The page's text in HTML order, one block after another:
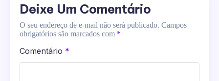
Deixe Um Comentário
O seu endereço de e-mail não será publicado. Campos
obrigatórios são marcados com *
Comentário *